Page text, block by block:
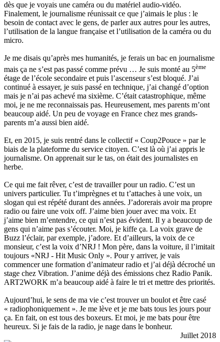
dès que je voyais une caméra ou du matériel audio-vidéo.
Finalement, le journalisme réunissait ce que j’aimais le plus : le
besoin de contact avec le gens, de parler aux autres pour les autres,
l’utilisation de la langue française et l’utilisation de la caméra ou du
micro.
Je me disais qu’après mes humanités, je ferais un bac en journalisme
mais ça ne s’est pas passé comme prévu … Je suis monté au 5ème
étage de l’école secondaire et puis l’ascenseur s’est bloqué. J’ai
continué à essayer, je suis passé en technique, j’ai changé d’option
mais je n’ai pas achevé ma sixième. C’était catastrophique, même
moi, je ne me reconnaissais pas. Heureusement, mes parents m’ont
beaucoup aidé. Un peu de voyage en France chez mes grands-
parents m’a aussi bien aidé.
Et, en 2015, je suis rentré dans le collectif « Coup2Pouce » par le
biais de la plateforme du service citoyen. C’est là où j’ai appris le
journalisme. On apprenait sur le tas, on était des journalistes en
herbe.
Ce qui me fait rêver, c’est de travailler pour un radio. C’est un
univers particulier. Tu t’imprègnes et tu t’attaches à une voix, un
slogan qui est répété durant des années. J’adorerais avoir ma propre
radio ou faire une voix off. J’aime bien jouer avec ma voix. Et
j’aime bien m’entendre, ce qui n’est pas évident. Il y a beaucoup de
gens qui n’aime pas s’écouter. Moi, je kiffe ça. La voix grave de
Buzz l’éclair, par exemple, j’adore. Et d’ailleurs, la voix de ce
monsieur, c’est la voix d’NRJ ! Mon père, dans la voiture, il l’imitait
toujours «NRJ - Hit Music Only ». Pour y arriver, je vais
commencer une formation d’animateur radio et j’ai déjà décroché un
stage chez Vibration. J’anime déjà des émissions chez Radio Panik.
ART2WORK m’a beaucoup aidé à faire le tri et mettre des priorités.
Aujourd’hui, le sens de ma vie c’est trouver un boulot et être casé
« radiophoniquement ». Je me lève et je me bats tous les jours pour
ça. En fait, on est tous des boxeurs. Et moi, je me bats pour être
heureux. Si je fais de la radio, je nage dans le bonheur.
Juillet 2018